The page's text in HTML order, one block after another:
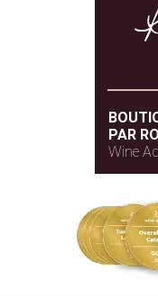
PAR
Wine